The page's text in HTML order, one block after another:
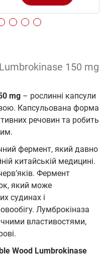
150 mg
mg – рослинні капсули
Капсульована форма
речовин та робить
фермент, який давно
китайській медицині.
Фермент
який може
судинах і
Лумброкіназа
властивостями,
Wood Lumbrokinase